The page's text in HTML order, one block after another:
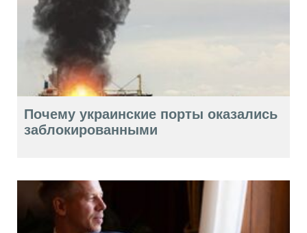
Почему украинские порты оказались
заблокированными